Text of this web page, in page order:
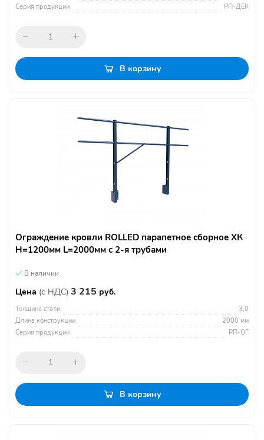
Серия продукции
РП-ДЕК
В корзину
Ограждение кровли ROLLED парапетное сборное ХК
H=1200мм L=2000мм с 2-я трубами
В наличии
Цена (с НДС) 3 215 руб.
Толщина стали
3,0
Длина конструкции
2000 мм
Серия продукции
РП-ОГ
В корзину